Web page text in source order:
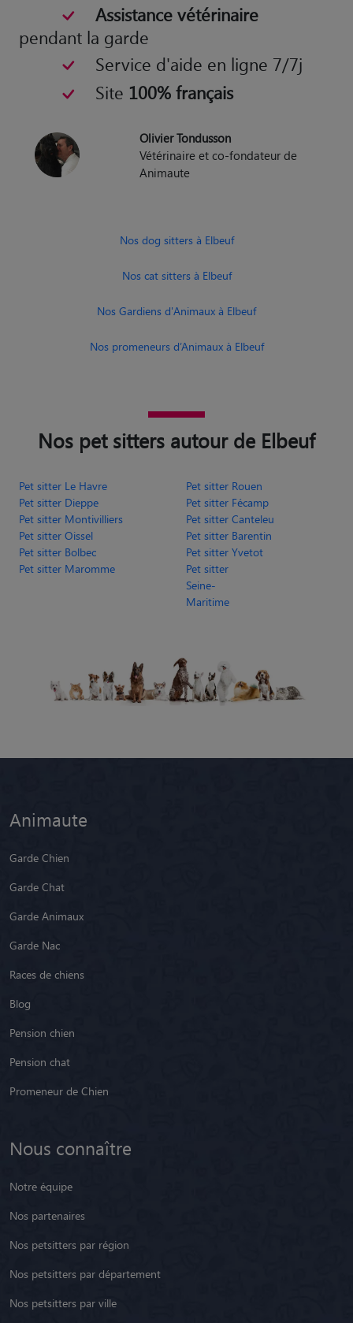
Assistance vétérinaire
pendant la garde
Service d'aide en ligne 7/7j
Site 100% français
Olivier Tondusson
Vétérinaire et co-fondateur de
Animaute
Nos dog sitters à Elbeuf
Nos cat sitters à Elbeuf
Nos Gardiens d'Animaux à Elbeuf
Nos promeneurs d’Animaux à Elbeuf
Nos pet sitters autour de Elbeuf
Pet sitter Le Havre
Pet sitter Rouen
Pet sitter Dieppe
Pet sitter Fécamp
Pet sitter Montivilliers
Pet sitter Canteleu
Pet sitter Oissel
Pet sitter Barentin
Pet sitter Bolbec
Pet sitter Yvetot
Pet sitter Maromme
Pet sitter
Seine-
Maritime
Animaute
Garde Chien
Garde Chat
Garde Animaux
Garde Nac
Races de chiens
Blog
Pension chien
Pension chat
Promeneur de Chien
Nous connaître
Notre équipe
Nos partenaires
Nos petsitters par région
Nos petsitters par département
Nos petsitters par ville